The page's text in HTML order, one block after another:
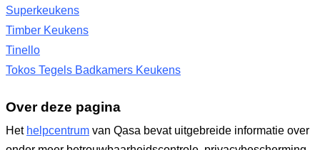
Superkeukens
Timber Keukens
Tinello
Tokos Tegels Badkamers Keukens
Over deze pagina
Het helpcentrum van Qasa bevat uitgebreide informatie over